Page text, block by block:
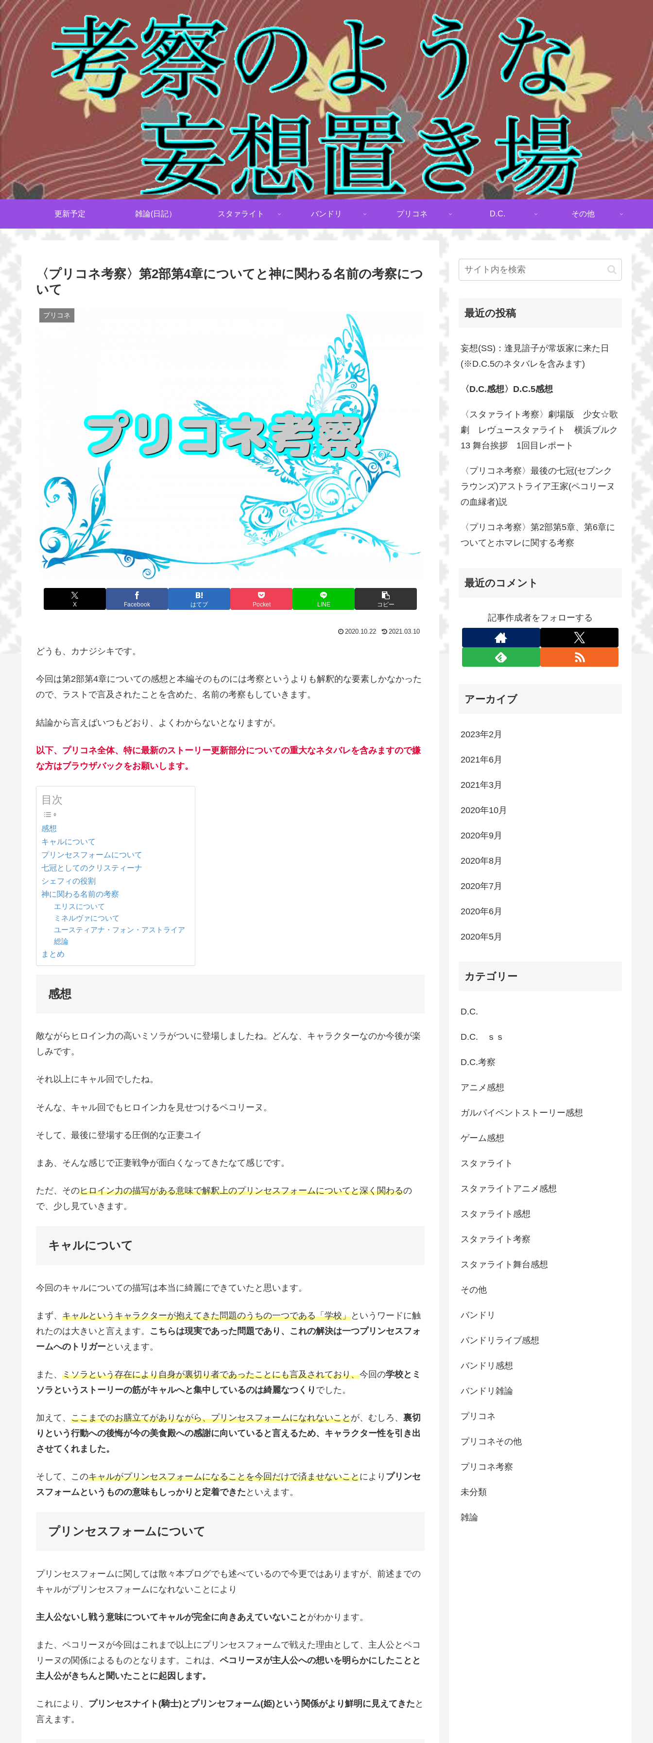
更新予定 雑論(日記） スタァライト バンドリ プリコネ D.C. その他
〈プリコネ考察〉第2部第4章についてと神に関わる名前の考察につ
いて
プリコネ
X Facebook はてブ Pocket LINE コピー
2020.10.22 2021.03.10
どうも、カナジシキです。
今回は第2部第4章についての感想と本編そのものには考察というよりも解釈的な要素しかなかった
ので、ラストで言及されたことを含めた、名前の考察もしていきます。
結論から言えばいつもどおり、よくわからないとなりますが。
以下、プリコネ全体、特に最新のストーリー更新部分についての重大なネタバレを含みますので嫌
な方はブラウザバックをお願いします。
目次
感想
キャルについて
プリンセスフォームについて
七冠としてのクリスティーナ
シェフィの役割
神に関わる名前の考察
エリスについて
ミネルヴァについて
ユースティアナ・フォン・アストライア
総論
まとめ
感想
敵ながらヒロイン力の高いミソラがついに登場しましたね。どんな、キャラクターなのか今後が楽
しみです。
それ以上にキャル回でしたね。
そんな、キャル回でもヒロイン力を見せつけるペコリーヌ。
そして、最後に登場する圧倒的な正妻ユイ
まあ、そんな感じで正妻戦争が面白くなってきたなて感じです。
ただ、そのヒロイン力の描写がある意味で解釈上のプリンセスフォームについてと深く関わるの
で、少し見ていきます。
キャルについて
今回のキャルについての描写は本当に綺麗にできていたと思います。
まず、 キャルというキャラクターが抱えてきた問題のうちの一つである「学校」というワードに触
れたのは大きいと言えます。 こちらは現実であった問題であり、これの解決は一つプリンセスフォ
ームへのトリガーといえます。
また、 ミソラという存在により自身が裏切り者であったことにも言及されており、今回の学校とミ
ソラというストーリーの筋がキャルへと集中しているのは綺麗なつくり でした。
加えて、 ここまでのお膳立てがありながら、プリンセスフォームになれないことが、むしろ、 裏切
りという行動への後悔が今の美食殿への感謝に向いていると言えるため、キャラクター性を引き出
させてくれました。
そして、このキャルがプリンセスフォームになることを今回だけで済ませないことにより プリンセ
スフォームというものの意味もしっかりと定着できた といえます。
プリンセスフォームについて
プリンセスフォームに関しては散々本ブログでも述べているので今更ではありますが、前述までの
キャルがプリンセスフォームになれないことにより
主人公ないし戦う意味についてキャルが完全に向きあえていないこと がわかります。
また、ペコリーヌが今回はこれまで以上にプリンセスフォームで戦えた理由として、主人公とペコ
リーヌの関係によるものとなります。これは、 ペコリーヌが主人公への想いを明らかにしたことと
主人公がきちんと聞いたことに起因します。
これにより、 プリンセスナイト(騎士)とプリンセフォーム(姫)という関係がより鮮明に見えてきた と
言えます。
最近の投稿
妄想(SS)：逢見諳子が常坂家に来た日
(※D.C.5のネタバレを含みます)
〈D.C.感想〉D.C.5感想
〈スタァライト考察〉劇場版 少女☆歌
劇 レヴュースタァライト 横浜ブルク
13 舞台挨拶 1回目レポート
〈プリコネ考察〉最後の七冠(セブンク
ラウンズ)アストライア王家(ペコリーヌ
の血縁者)説
〈プリコネ考察〉第2部第5章、第6章に
ついてとホマレに関する考察
最近のコメント
記事作成者をフォローする
アーカイブ
2023年2月
2021年6月
2021年3月
2020年10月
2020年9月
2020年8月
2020年7月
2020年6月
2020年5月
カテゴリー
D.C.
D.C. ｓｓ
D.C.考察
アニメ感想
ガルパイベントストーリー感想
ゲーム感想
スタァライト
スタァライトアニメ感想
スタァライト感想
スタァライト考察
スタァライト舞台感想
その他
バンドリ
バンドリライブ感想
バンドリ感想
バンドリ雑論
プリコネ
プリコネその他
プリコネ考察
未分類
雑論